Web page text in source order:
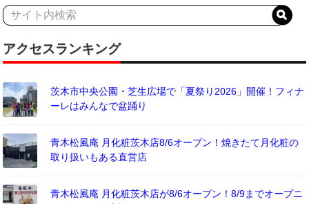
アクセスランキング
茨木市中央公園・芝生広場で「夏祭り2026」開催！フィナ
ーレはみんなで盆踊り
青木松風庵 月化粧茨木店8/6オープン！焼きたて月化粧の
取り扱いもある直営店
青木松風庵 月化粧茨木店が8/6オープン！8/9までオープニ